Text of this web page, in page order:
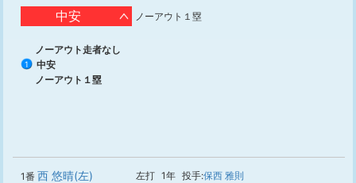
中安 ノーアウト１塁
ノーアウト走者なし
1
中安
ノーアウト１塁
1番 西 悠晴(左) 左打 1年 投手:保西 雅則